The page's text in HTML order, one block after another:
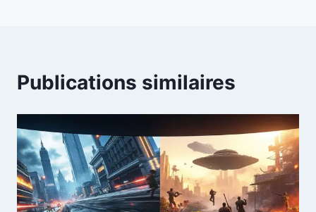
Publications similaires